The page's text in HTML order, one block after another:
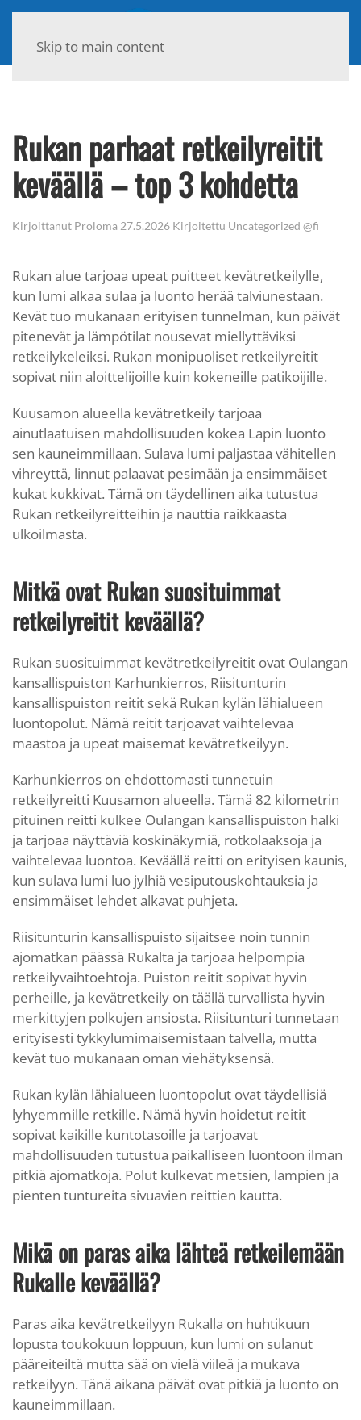
Skip to main content
Rukan parhaat retkeilyreitit
keväällä – top 3 kohdetta
Kirjoittanut Proloma 27.5.2026 Kirjoitettu Uncategorized @fi
Rukan alue tarjoaa upeat puitteet kevätretkeilylle,
kun lumi alkaa sulaa ja luonto herää talviunestaan.
Kevät tuo mukanaan erityisen tunnelman, kun päivät
pitenevät ja lämpötilat nousevat miellyttäviksi
retkeilykeleiksi. Rukan monipuoliset retkeilyreitit
sopivat niin aloittelijoille kuin kokeneille patikoijille.
Kuusamon alueella kevätretkeily tarjoaa
ainutlaatuisen mahdollisuuden kokea Lapin luonto
sen kauneimmillaan. Sulava lumi paljastaa vähitellen
vihreyttä, linnut palaavat pesimään ja ensimmäiset
kukat kukkivat. Tämä on täydellinen aika tutustua
Rukan retkeilyreitteihin ja nauttia raikkaasta
ulkoilmasta.
Mitkä ovat Rukan suosituimmat
retkeilyreitit keväällä?
Rukan suosituimmat kevätretkeilyreitit ovat Oulangan
kansallispuiston Karhunkierros, Riisitunturin
kansallispuiston reitit sekä Rukan kylän lähialueen
luontopolut. Nämä reitit tarjoavat vaihtelevaa
maastoa ja upeat maisemat kevätretkeilyyn.
Karhunkierros on ehdottomasti tunnetuin
retkeilyreitti Kuusamon alueella. Tämä 82 kilometrin
pituinen reitti kulkee Oulangan kansallispuiston halki
ja tarjoaa näyttäviä koskinäkymiä, rotkolaaksoja ja
vaihtelevaa luontoa. Keväällä reitti on erityisen kaunis,
kun sulava lumi luo jylhiä vesiputouskohtauksia ja
ensimmäiset lehdet alkavat puhjeta.
Riisitunturin kansallispuisto sijaitsee noin tunnin
ajomatkan päässä Rukalta ja tarjoaa helpompia
retkeilyvaihtoehtoja. Puiston reitit sopivat hyvin
perheille, ja kevätretkeily on täällä turvallista hyvin
merkittyjen polkujen ansiosta. Riisitunturi tunnetaan
erityisesti tykkylumimaisemistaan talvella, mutta
kevät tuo mukanaan oman viehätyksensä.
Rukan kylän lähialueen luontopolut ovat täydellisiä
lyhyemmille retkille. Nämä hyvin hoidetut reitit
sopivat kaikille kuntotasoille ja tarjoavat
mahdollisuuden tutustua paikalliseen luontoon ilman
pitkiä ajomatkoja. Polut kulkevat metsien, lampien ja
pienten tuntureita sivuavien reittien kautta.
Mikä on paras aika lähteä retkeilemään
Rukalle keväällä?
Paras aika kevätretkeilyyn Rukalla on huhtikuun
lopusta toukokuun loppuun, kun lumi on sulanut
pääreiteiltä mutta sää on vielä viileä ja mukava
retkeilyyn. Tänä aikana päivät ovat pitkiä ja luonto on
kauneimmillaan.